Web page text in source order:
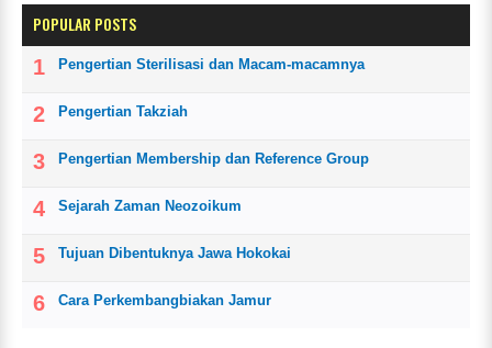
POPULAR POSTS
Pengertian Sterilisasi dan Macam-macamnya
Pengertian Takziah
Pengertian Membership dan Reference Group
Sejarah Zaman Neozoikum
Tujuan Dibentuknya Jawa Hokokai
Cara Perkembangbiakan Jamur